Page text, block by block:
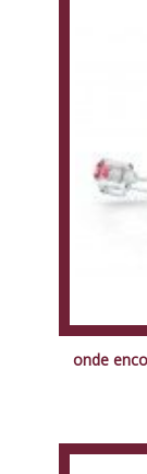
onde